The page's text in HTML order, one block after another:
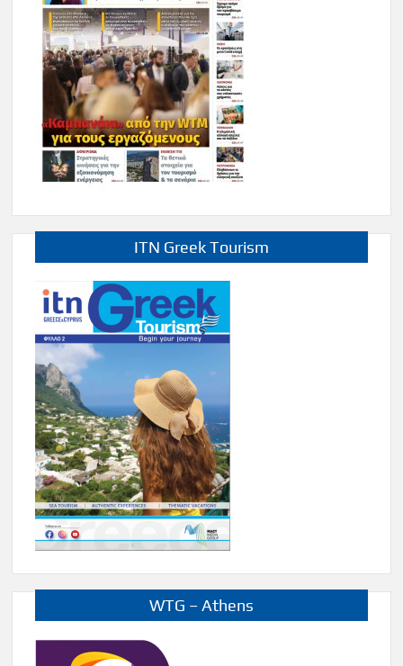
ITN Greek Tourism
WTG – Athens